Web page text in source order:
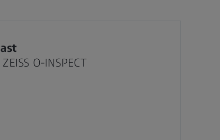
O-INSPECT